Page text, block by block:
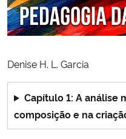
Denise H. L. Garcia
Capítulo 1: A análise
composição e na